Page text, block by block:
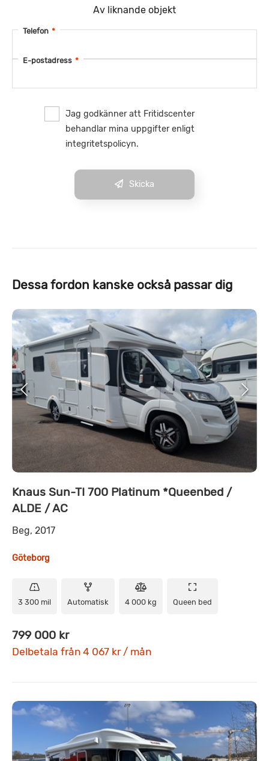
Av liknande objekt
Telefon *
E-postadress *
Jag godkänner att Fritidscenter
behandlar mina uppgifter enligt
integritetspolicyn.
Skicka
Dessa fordon kanske också passar dig
Knaus Sun-TI 700 Platinum *Queenbed /
ALDE / AC
Beg, 2017
Göteborg
3 300 mil Automatisk 4 000 kg Queen bed
799 000 kr
Delbetala från 4 067 kr / mån